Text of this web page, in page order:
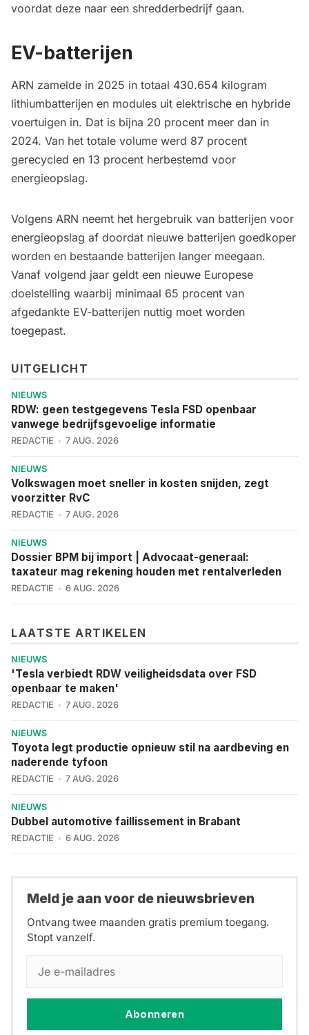
voordat deze naar een shredderbedrijf gaan.
EV-batterijen
ARN zamelde in 2025 in totaal 430.654 kilogram
lithiumbatterijen en modules uit elektrische en hybride
voertuigen in. Dat is bijna 20 procent meer dan in
2024. Van het totale volume werd 87 procent
gerecycled en 13 procent herbestemd voor
energieopslag.
Volgens ARN neemt het hergebruik van batterijen voor
energieopslag af doordat nieuwe batterijen goedkoper
worden en bestaande batterijen langer meegaan.
Vanaf volgend jaar geldt een nieuwe Europese
doelstelling waarbij minimaal 65 procent van
afgedankte EV-batterijen nuttig moet worden
toegepast.
UITGELICHT
NIEUWS
RDW: geen testgegevens Tesla FSD openbaar
vanwege bedrijfsgevoelige informatie
REDACTIE 7 AUG. 2026
NIEUWS
Volkswagen moet sneller in kosten snijden, zegt
voorzitter RvC
REDACTIE 7 AUG. 2026
NIEUWS
Dossier BPM bij import | Advocaat-generaal:
taxateur mag rekening houden met rentalverleden
REDACTIE 6 AUG. 2026
LAATSTE ARTIKELEN
NIEUWS
'Tesla verbiedt RDW veiligheidsdata over FSD
openbaar te maken'
REDACTIE 7 AUG. 2026
NIEUWS
Toyota legt productie opnieuw stil na aardbeving en
naderende tyfoon
REDACTIE 7 AUG. 2026
NIEUWS
Dubbel automotive faillissement in Brabant
REDACTIE 6 AUG. 2026
Meld je aan voor de nieuwsbrieven
Ontvang twee maanden gratis premium toegang.
Stopt vanzelf.
Abonneren